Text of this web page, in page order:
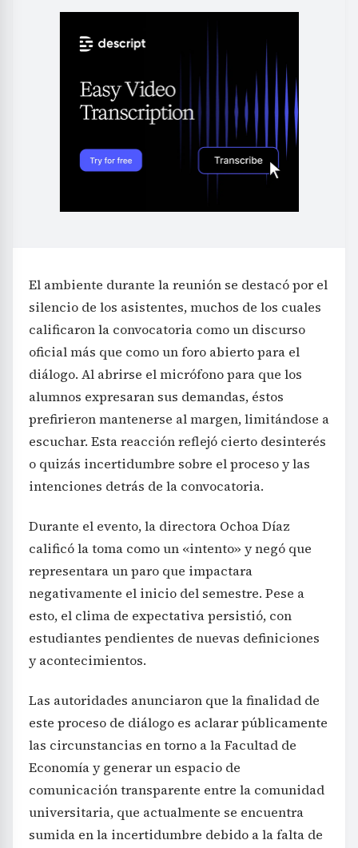
El ambiente durante la reunión se destacó por el
silencio de los asistentes, muchos de los cuales
calificaron la convocatoria como un discurso
oficial más que como un foro abierto para el
diálogo. Al abrirse el micrófono para que los
alumnos expresaran sus demandas, éstos
prefirieron mantenerse al margen, limitándose a
escuchar. Esta reacción reflejó cierto desinterés
o quizás incertidumbre sobre el proceso y las
intenciones detrás de la convocatoria.
Durante el evento, la directora Ochoa Díaz
calificó la toma como un «intento» y negó que
representara un paro que impactara
negativamente el inicio del semestre. Pese a
esto, el clima de expectativa persistió, con
estudiantes pendientes de nuevas definiciones
y acontecimientos.
Las autoridades anunciaron que la finalidad de
este proceso de diálogo es aclarar públicamente
las circunstancias en torno a la Facultad de
Economía y generar un espacio de
comunicación transparente entre la comunidad
universitaria, que actualmente se encuentra
sumida en la incertidumbre debido a la falta de